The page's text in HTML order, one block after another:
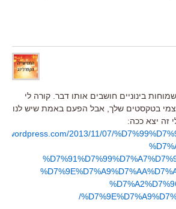
בינוניים חושבים אותו דבר. קורה לי
בטקסטים שלך, אבל הפעם באמת שיש לנו
זה יצא ככה:
2013/11/07/